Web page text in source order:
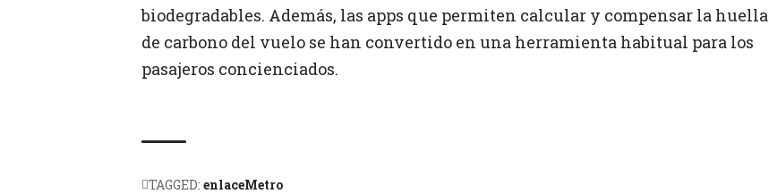
biodegradables. Además, las apps que permiten calcular y compensar la huella
de carbono del vuelo se han convertido en una herramienta habitual para los
pasajeros concienciados.
TAGGED: enlaceMetro